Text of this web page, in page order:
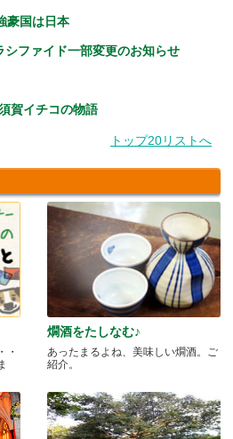
豪国は日本
シファイド一部変更のお知らせ
賀イチコの物語
トップ20リストへ
・
燗酒をたしなむ♪
あったまるよね、美味しい燗酒。ご
紹介。